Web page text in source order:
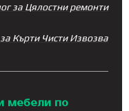
за Цялостни ремонти
Кърти Чисти Извозва
мебели по